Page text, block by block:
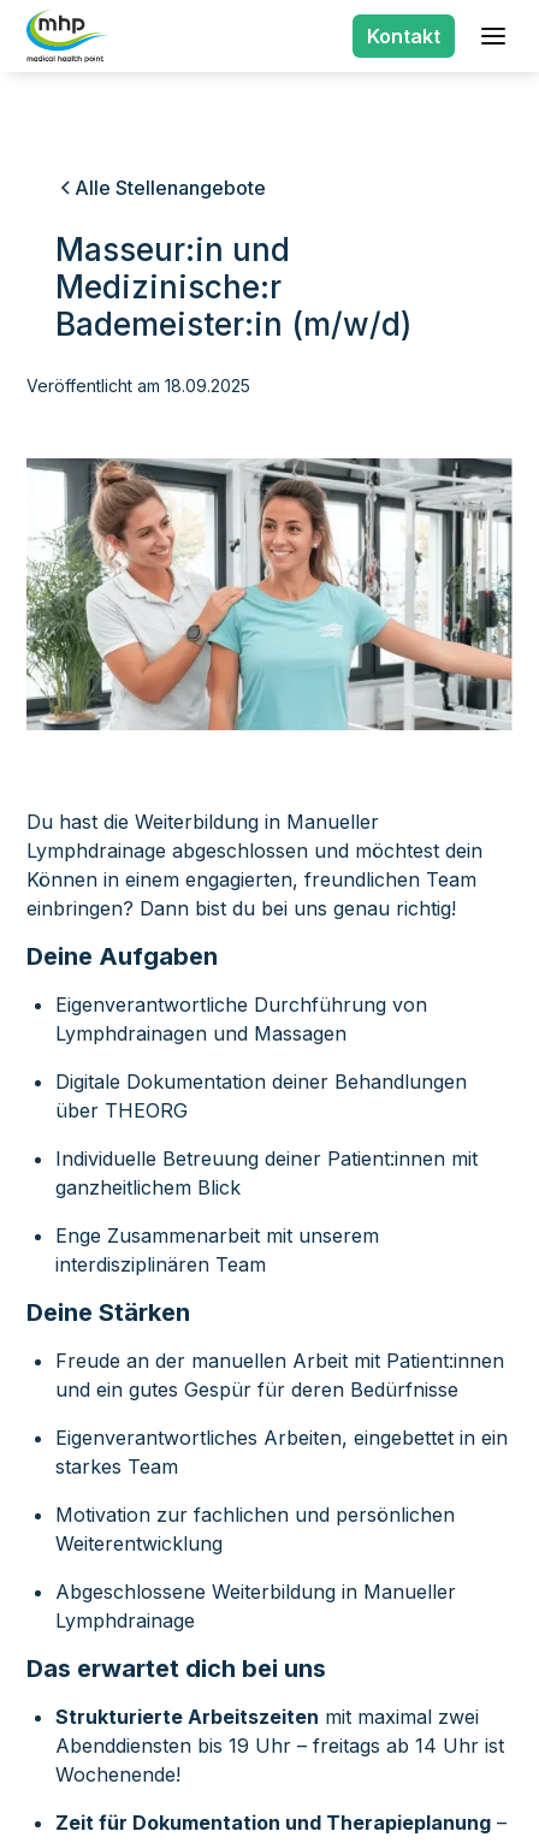
Kontakt
Alle Stellenangebote
Masseur:in und
Medizinische:r
Bademeister:in (m/w/d)
Veröffentlicht am 18.09.2025
Du hast die Weiterbildung in Manueller
Lymphdrainage abgeschlossen und möchtest dein
Können in einem engagierten, freundlichen Team
einbringen? Dann bist du bei uns genau richtig!
Deine Aufgaben
Eigenverantwortliche Durchführung von
Lymphdrainagen und Massagen
Digitale Dokumentation deiner Behandlungen
über THEORG
Individuelle Betreuung deiner Patient:innen mit
ganzheitlichem Blick
Enge Zusammenarbeit mit unserem
interdisziplinären Team
Deine Stärken
Freude an der manuellen Arbeit mit Patient:innen
und ein gutes Gespür für deren Bedürfnisse
Eigenverantwortliches Arbeiten, eingebettet in ein
starkes Team
Motivation zur fachlichen und persönlichen
Weiterentwicklung
Abgeschlossene Weiterbildung in Manueller
Lymphdrainage
Das erwartet dich bei uns
Strukturierte Arbeitszeiten mit maximal zwei
Abenddiensten bis 19 Uhr – freitags ab 14 Uhr ist
Wochenende!
Zeit für Dokumentation und Therapieplanung –